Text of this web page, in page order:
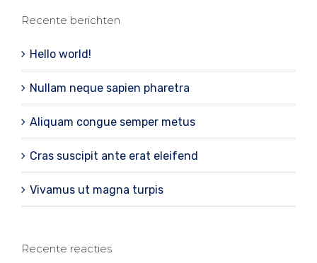
Recente berichten
Hello world!
Nullam neque sapien pharetra
Aliquam congue semper metus
Cras suscipit ante erat eleifend
Vivamus ut magna turpis
Recente reacties